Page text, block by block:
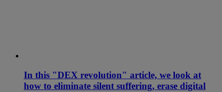
In this "DEX revolution" article, we look at
how to eliminate silent suffering, erase digital